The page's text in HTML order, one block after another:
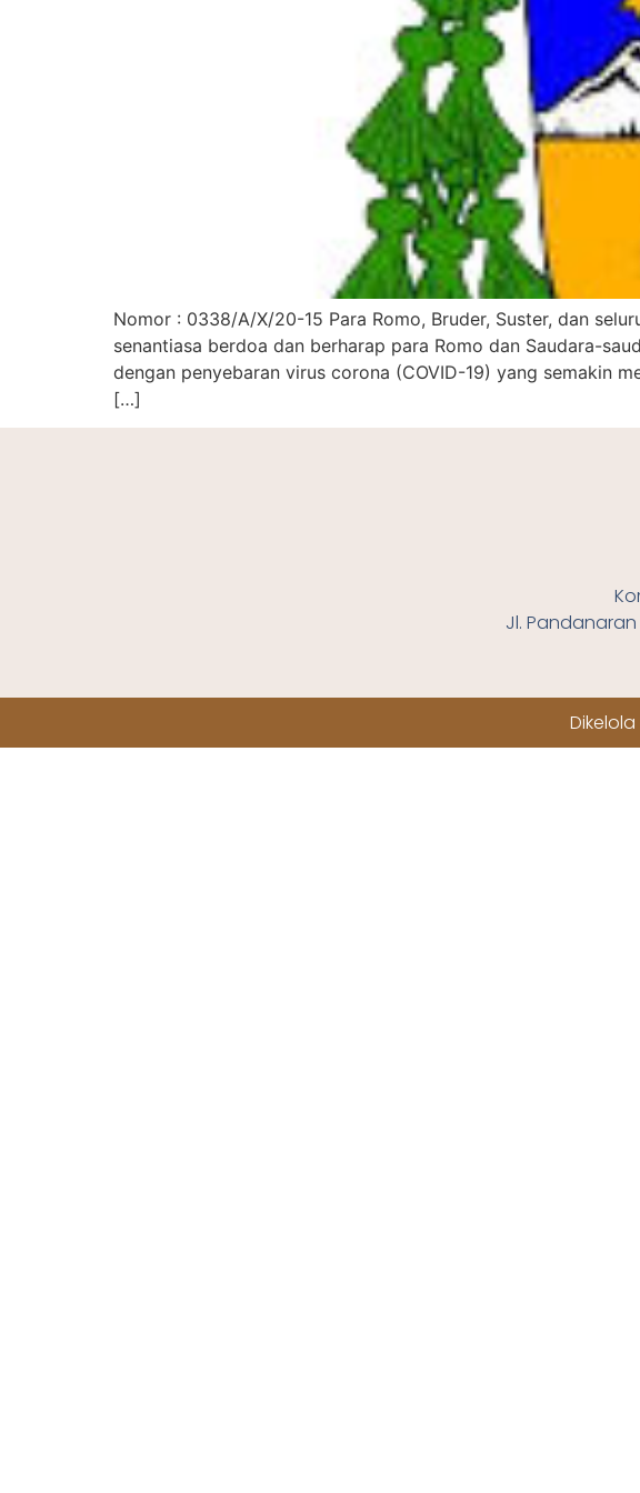
Nomor : 0338/A/X/20-15 Para Romo, Bruder, Suster, dan
senantiasa berdoa dan berharap para Romo dan Saudara-
dengan penyebaran virus corona (COVID-19) yang semakin
[…]
Jl.